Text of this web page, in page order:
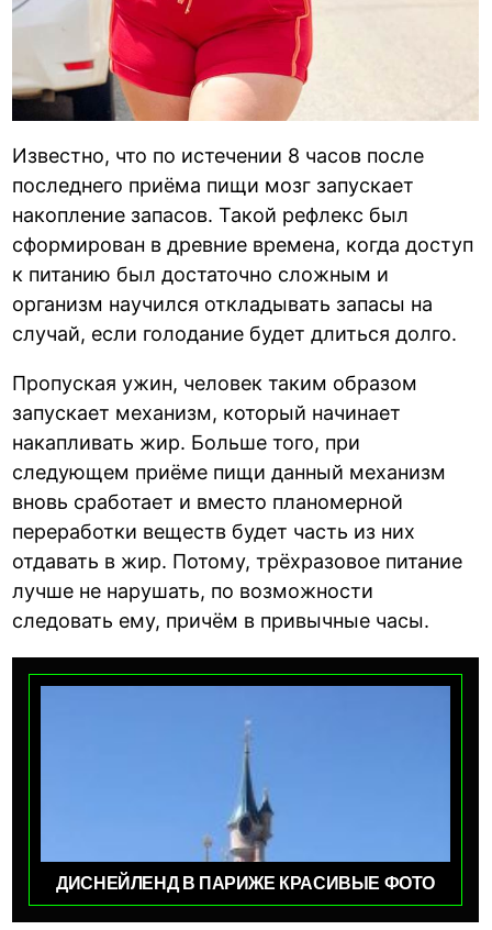
Известно, что по истечении 8 часов после
последнего приёма пищи мозг запускает
накопление запасов. Такой рефлекс был
сформирован в древние времена, когда доступ
к питанию был достаточно сложным и
организм научился откладывать запасы на
случай, если голодание будет длиться долго.
Пропуская ужин, человек таким образом
запускает механизм, который начинает
накапливать жир. Больше того, при
следующем приёме пищи данный механизм
вновь сработает и вместо планомерной
переработки веществ будет часть из них
отдавать в жир. Потому, трёхразовое питание
лучше не нарушать, по возможности
следовать ему, причём в привычные часы.
ДИСНЕЙЛЕНД В ПАРИЖЕ КРАСИВЫЕ ФОТО